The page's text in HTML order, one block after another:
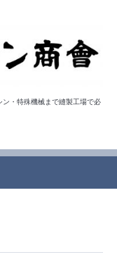
・特殊機械まで縫製工場で必